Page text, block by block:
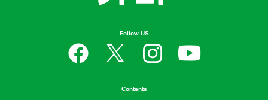
Follow US
Contents